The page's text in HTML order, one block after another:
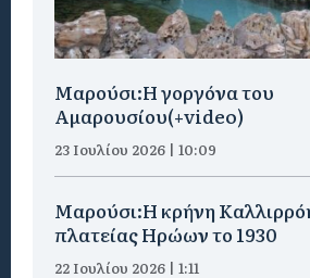
Μαρούσι:H γοργόνα του
Αμαρουσίου(+video)
23 Ιουλίου 2026 | 10:09
Μαρούσι:Η κρήνη
πλατείας Ηρώων το 1930
22 Ιουλίου 2026 | 1:11